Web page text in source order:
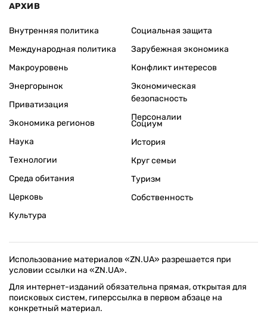
АРХИВ
Внутренняя политика
Международная политика
Макроуровень
Энергорынок
Приватизация
Экономика регионов
Социальная защита
Зарубежная экономика
Конфликт интересов
Экономическая
безопасность
Персоналии
Наука
Технологии
Среда обитания
Церковь
Культура
Социум
История
Круг семьи
Туризм
Собственность
Использование материалов «ZN.UA» разрешается при
условии ссылки на «ZN.UA».
Для интернет-изданий обязательна прямая, открытая для
поисковых систем, гиперссылка в первом абзаце на
конкретный материал.